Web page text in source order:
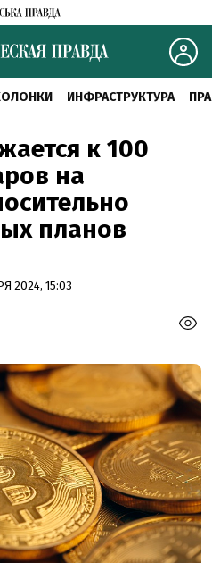
ИНФРАСТРУКТУРА
к 100
на
планов
2024, 15:03